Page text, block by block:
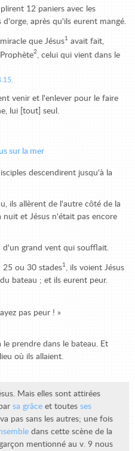
12 paniers avec les
après qu'ils eurent mangé.
que Jésus1
avait fait,
2
, celui qui vient dans le
venir et l'enlever pour le faire
lui [tout] seul.
sur la mer
descendirent jusqu'à la
ils allèrent de l'autre côté de la
nuit et Jésus n'était pas encore
d'un grand vent qui soufflait.
25 ou 30 stades1 , ils voient Jésus
bateau ; et ils eurent peur.
pas peur ! »
prendre dans le bateau. Et
où ils allaient.
Mais elles sont attirées
sa grâce et toutes ses
va pas sans les autres; une fois
dans cette scène de la
mentionné au v. 9 nous